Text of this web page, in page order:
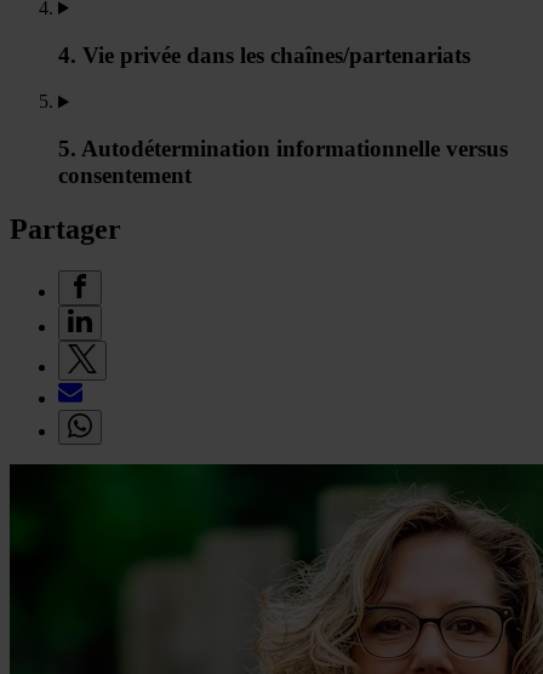
4. Vie privée dans les chaînes/partenariats
5. Autodétermination informationnelle versus
consentement
Partager